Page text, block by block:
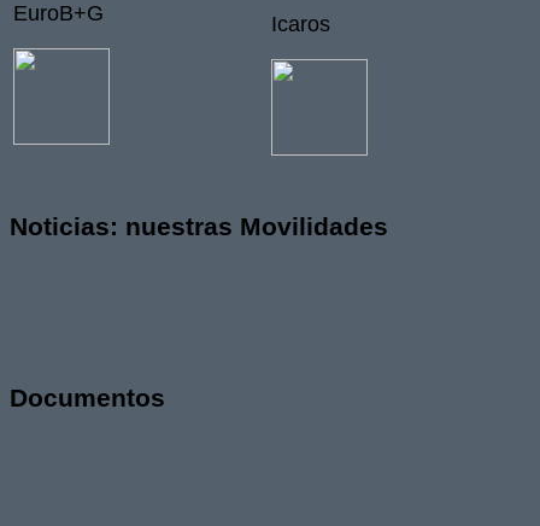
EuroB+G Icaros
Noticias: nuestras Movilidades
Documentos